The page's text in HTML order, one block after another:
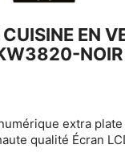
EN
NOIR
extra
qualité Écran